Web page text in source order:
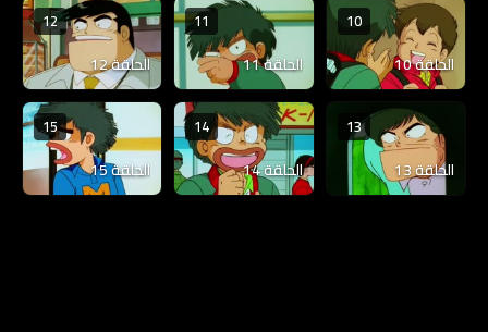
10
الحلقة 10
11
الحلقة 11
12
الحلقة 12
13
الحلقة 13
14
الحلقة 14
15
الحلقة 15